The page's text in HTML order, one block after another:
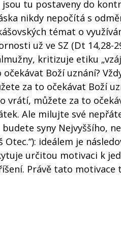
tu postaveny do
nikdy nepočítá s
témat o
už ve SZ (Dt 14,28-
kritizuje etiku
Boží uznání?
za to očekávat Boží
vrátí, můžete za to
Ale milujte své
syny Nejvyššího,
ideálem je
určitou motivaci k
Právě tato motivace